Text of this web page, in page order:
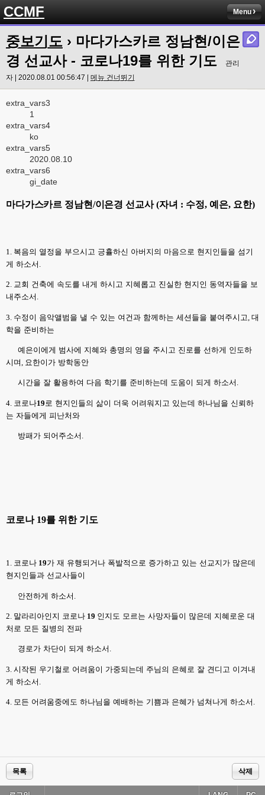
CCMF Menu
중보기도 › 마다가스카르 정남현/이은
경 선교사 - 코로나19를 위한 기도
관리
자 | 2020.08.01 00:56:47 | 메뉴 건너뛰기
extra_vars3
1
extra_vars4
ko
extra_vars5
2020.08.10
extra_vars6
gi_date
마다가스카르 정남현/이은경 선교사(자녀 : 수정, 예은, 요한)
1. 복음의 열정을 부으시고 긍휼하신 아버지의 마음으로 현지인들을 섬기
게 하소서 .
2. 교회 건축에 속도를 내게 하시고 지혜롭고 진실한 현지인 동역자들을 보
내주소서 .
3. 수정이 음악앨범을 낼 수 있는 여건과 함께하는 세션들을 붙여주시고 대
학을 준비하는
예은이에게 범사에 지혜와 총명의 영을 주시고 진로를 선하게 인도하
시며
요한이가 방학동안
시간을 잘 활용하여 다음 학기를 준비하는데 도움이 되게 하소서 .
4. 코로나19 로 현지인들의 삶이 더욱 어려워지고 있는데 하나님을 신뢰하
는 자들에게 피난처와
방패가 되어주소서
코로나 19를 위한 기도
1. 코로나 19가 재 유행되거나 폭발적으로 증가하고 있는 선교지가 많은데
현지인들과 선교사들이
안전하게 하소서
2. 말라리아인지 코로나 19 인지도 모르는 사망자들이 많은데 지혜로운 대
처로 모든 질병의 전파
경로가 차단이 되게 하소서 .
3. 시작된 우기철로 어려움이 가중되는데 주님의 은혜로 잘 견디고 이겨내
게 하소서
4. 모든 어려움중에도 하나님을 예배하는 기쁨과 은혜가 넘쳐나게 하소서
목록 삭제